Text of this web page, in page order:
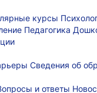
курсы
Педагогика
Сведения об
и ответы